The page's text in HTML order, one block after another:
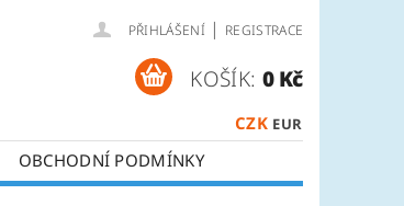
PŘIHLÁŠENÍ | REGISTRACE
CZK EUR
KOŠÍK: 0 Kč
OBCHODNÍ PODMÍNKY